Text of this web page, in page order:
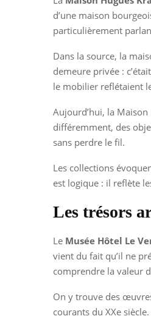
d’une maison
particulièrement
Dans la source, la
demeure privée :
le mobilier reflétaient
Aujourd’hui, la
différemment, des
sans perdre le fil.
Les collections
est logique : il reflète
Les trésors
Le Musée Hôtel Le
vient du fait qu’il ne
comprendre la valeur
On y trouve des
courants du XXe